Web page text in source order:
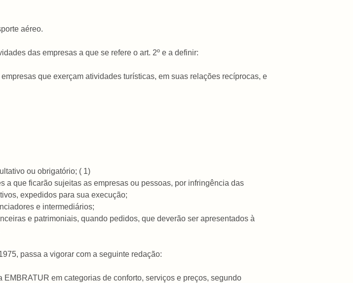
aéreo.
das empresas a que se refere o art. 2º e a definir:
que exerçam atividades turísticas, em suas relações recíprocas, e
ou obrigatório; ( 1)
que ficarão sujeitas as empresas ou pessoas, por infringência das
expedidos para sua execução;
e intermediários;
e patrimoniais, quando pedidos, que deverão ser apresentados à
passa a vigorar com a seguinte redação:
em categorias de conforto, serviços e preços, segundo